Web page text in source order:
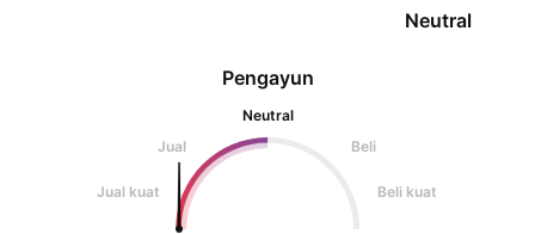
Pengayun
Neutral
Jual
Beli
Jual kuat Beli kuat
Neutral